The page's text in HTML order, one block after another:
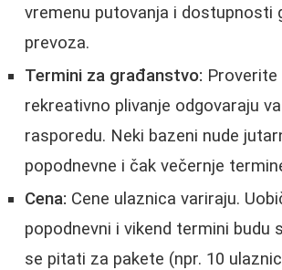
vremenu putovanja i dostupnosti
prevoza.
Termini za građanstvo: Proverite
rekreativno plivanje odgovaraju
rasporedu. Neki bazeni nude
popodnevne i čak večernje
Cena: Cene ulaznica variraju.
popodnevni i vikend termini budu
se pitati za pakete (npr. 10